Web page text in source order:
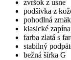
zvršok z usne
podšívka z
pohodlná
klasické
farba zlatá s
stabilný
bežná šírka G